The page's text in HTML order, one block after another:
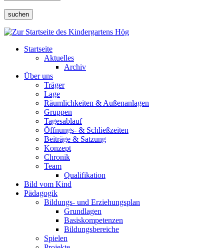
suchen
Startseite
Aktuelles
Archiv
Über uns
Träger
Lage
Räumlichkeiten & Außenanlagen
Gruppen
Tagesablauf
Öffnungs- & Schließzeiten
Beiträge & Satzung
Konzept
Chronik
Team
Qualifikation
Bild vom Kind
Pädagogik
Bildungs- und Erziehungsplan
Grundlagen
Basiskompetenzen
Bildungsbereiche
Spielen